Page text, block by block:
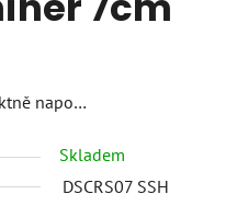
napo…
Skladem
DSCRS07 SSH